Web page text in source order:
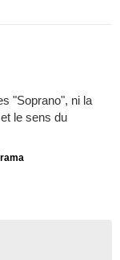
"Soprano", ni la
le sens du